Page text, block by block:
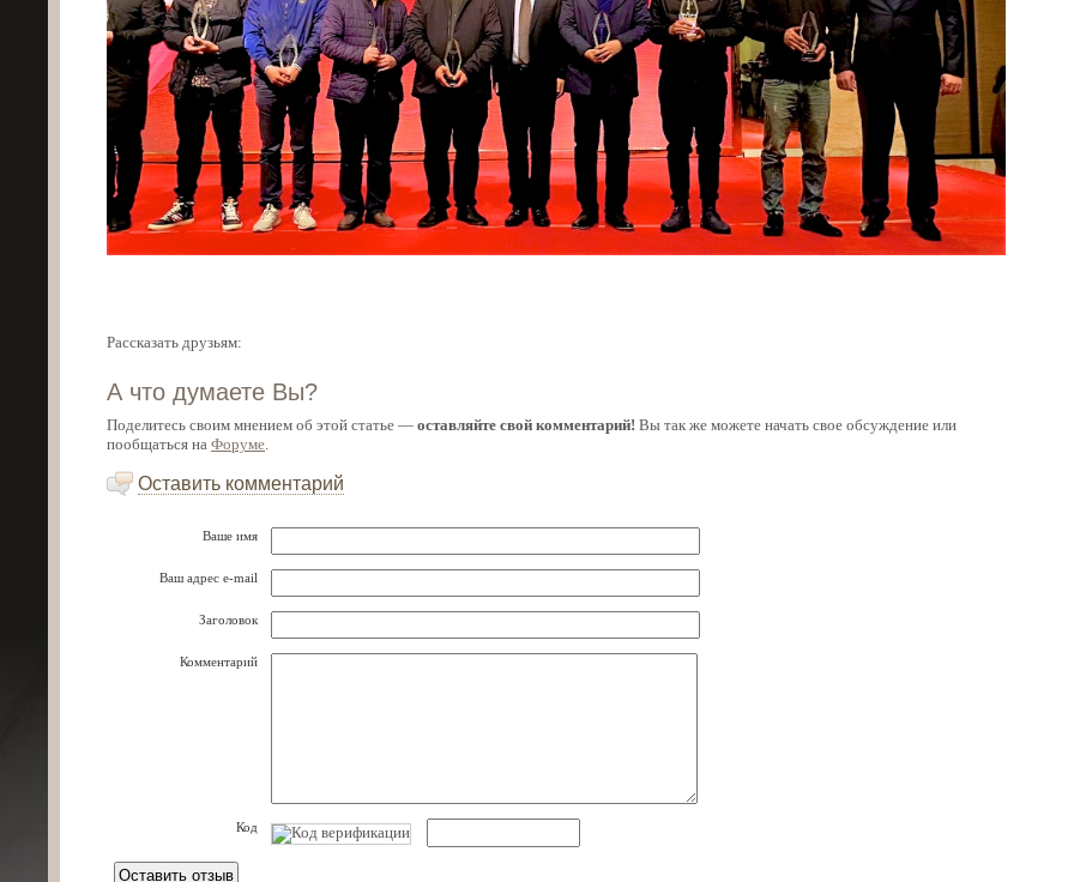
Рассказать друзьям:
А что думаете Вы?
Поделитесь своим мнением об этой статье — оставляйте свой комментарий! Вы так же можете начать свое обсуждение или
пообщаться на Форуме
Оставить комментарий
Ваше имя
Ваш адрес e-mail
Заголовок
Комментарий
Код